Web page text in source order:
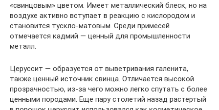
«свинцовым» цветом. Имеет металлический блеск, но на
воздухе активно вступает в реакцию с кислородом и
становится тускло-матовым. Среди примесей
отмечается кадмий — ценный для промышленности
металл.
Церуссит — образуется от выветривания галенита,
также ценный источник свинца. Отличается высокой
прозрачностью, из-за чего можно легко спутать с более
ценными породами. Еще пару столетий назад растертый